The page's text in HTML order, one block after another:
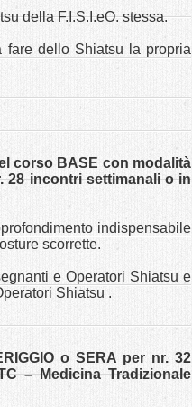
della F.I.S.I.eO. stessa.
fare dello Shiatsu la propria
corso BASE con modalità
28 incontri settimanali o in
indispensabile
scorrette.
e Operatori Shiatsu e
Shiatsu .
o SERA per nr. 32
– Medicina Tradizionale